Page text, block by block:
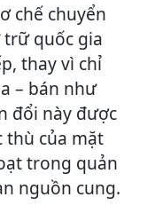
chế chuyển
quốc gia
thay vì chỉ
– bán như
đổi này được
thù của mặt
trong quản
nguồn cung.